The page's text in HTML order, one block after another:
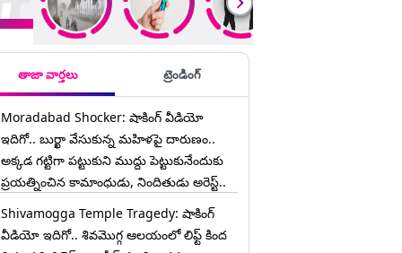
తాజా వార్తలు ట్రెండింగ్
Moradabad Shocker: షాకింగ్ వీడియో
ఇదిగో.. బుర్ఖా వేసుకున్న మహిళపై దారుణం..
అక్కడ గట్టిగా పట్టుకుని ముద్దు పెట్టుకునేందుకు
ప్రయత్నించిన కామాంధుడు, నిందితుడు అరెస్ట్..
Shivamogga Temple Tragedy: షాకింగ్
వీడియో ఇదిగో.. శివమొగ్గ ఆలయంలో లిఫ్ట్ కింద